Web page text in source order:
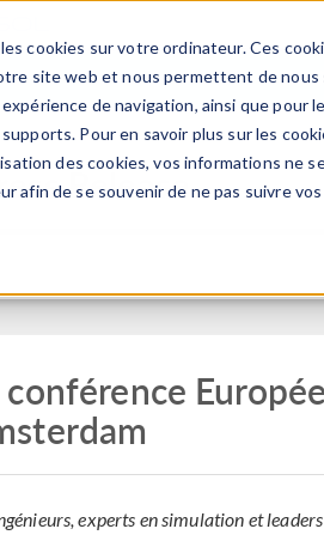
cookies sur votre ordinateur. Ces
site web et nous permettent de
de navigation, ainsi que pour
Pour en savoir plus sur les
des cookies, vos informations ne
afin de se souvenir de ne pas suivre
Release
conférence
experts en simulation et